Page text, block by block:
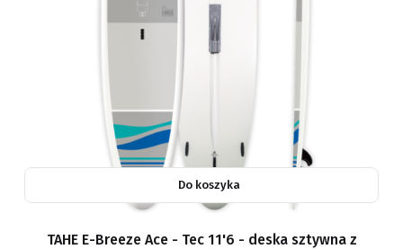
Do koszyka
TAHE E-Breeze Ace - Tec 11'6 - deska sztywna z